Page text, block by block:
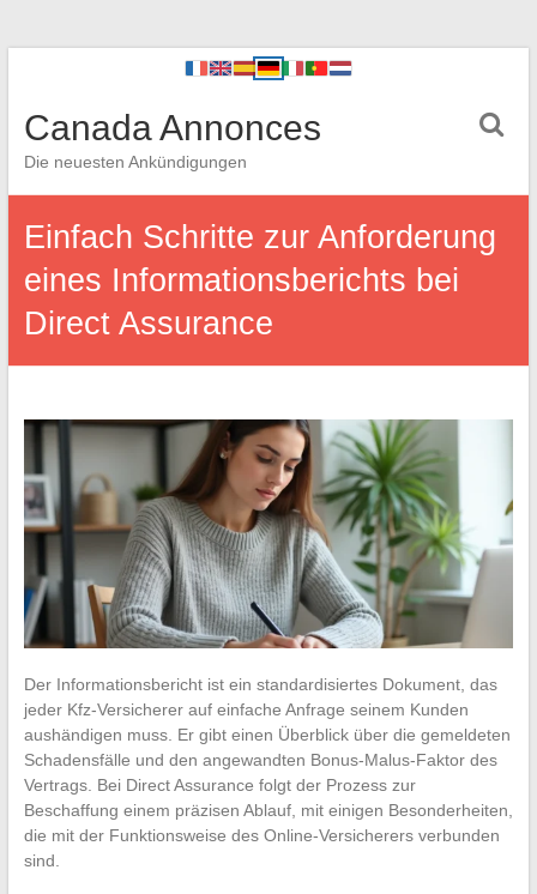
Canada Annonces
Die neuesten Ankündigungen
Einfach Schritte zur Anforderung
eines Informationsberichts bei
Direct Assurance
Der Informationsbericht ist ein standardisiertes Dokument, das
jeder Kfz-Versicherer auf einfache Anfrage seinem Kunden
aushändigen muss. Er gibt einen Überblick über die gemeldeten
Schadensfälle und den angewandten Bonus-Malus-Faktor des
Vertrags. Bei Direct Assurance folgt der Prozess zur
Beschaffung einem präzisen Ablauf, mit einigen Besonderheiten,
die mit der Funktionsweise des Online-Versicherers verbunden
sind.